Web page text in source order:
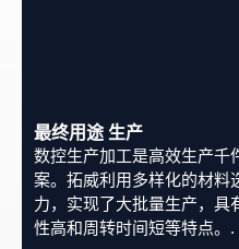
高强度和耐用性
钣金部件以其出色的机械
环境的能力而著称。.
最终用途 生产
数控生产加工是高效生产千
案。拓威利用多样化的材料
力，实现了大批量生产，具
性高和周转时间短等特点。.